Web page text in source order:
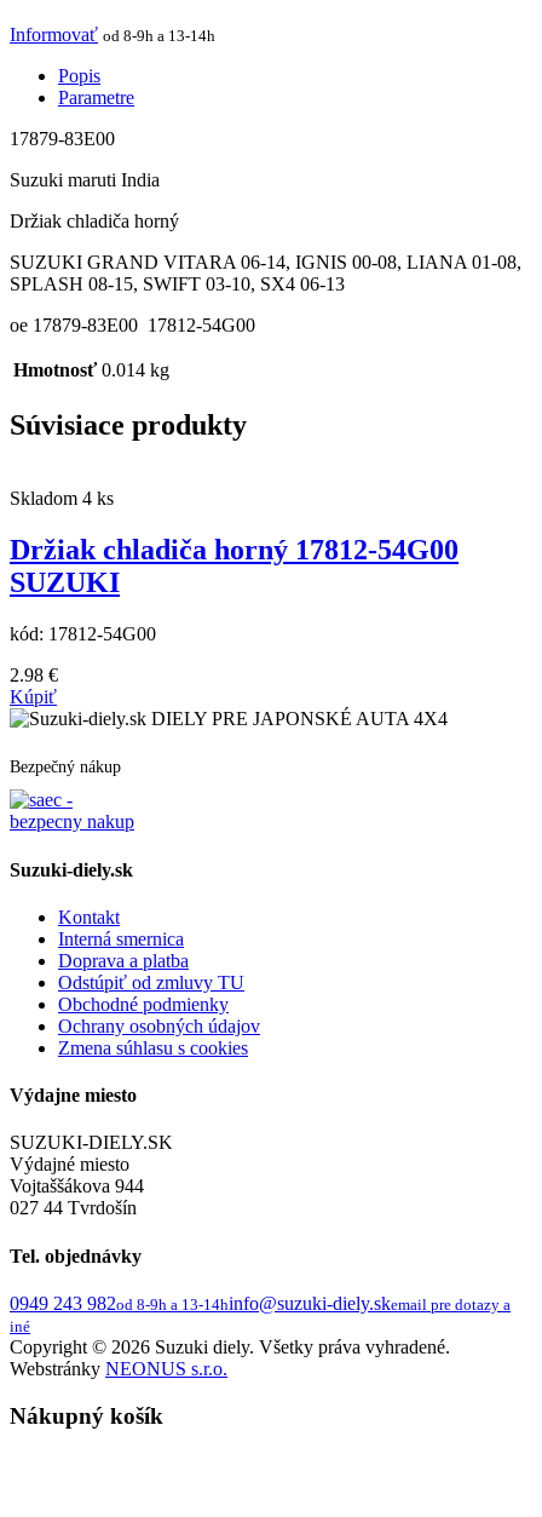
Informovať od 8-9h a 13-14h
Popis
Parametre
17879-83E00
Suzuki maruti India
Držiak chladiča horný
SUZUKI GRAND VITARA 06-14, IGNIS 00-08, LIANA 01-08,
SPLASH 08-15, SWIFT 03-10, SX4 06-13
oe 17879-83E00 17812-54G00
Hmotnosť 0.014 kg
Súvisiace produkty
Skladom 4 ks
Držiak chladiča horný 17812-54G00
SUZUKI
kód: 17812-54G00
2.98 €
Kúpiť
DIELY PRE JAPONSKÉ AUTA 4X4
Bezpečný nákup
Suzuki-diely.sk
Kontakt
Interná smernica
Doprava a platba
Odstúpiť od zmluvy TU
Obchodné podmienky
Ochrany osobných údajov
Zmena súhlasu s cookies
Výdajne miesto
SUZUKI-DIELY.SK
Výdajné miesto
Vojtaššákova 944
027 44 Tvrdošín
Tel. objednávky
0949 243 982od 8-9h a 13-14hinfo@suzuki-diely.skemail pre dotazy a
iné
Copyright © 2026 Suzuki diely. Všetky práva vyhradené.
Webstránky NEONUS s.r.o.
Nákupný košík